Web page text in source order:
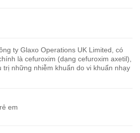
ty Glaxo Operations UK Limited, có
là cefuroxim (dạng cefuroxim axetil),
trị những nhiễm khuẩn do vi khuẩn nhạy
em